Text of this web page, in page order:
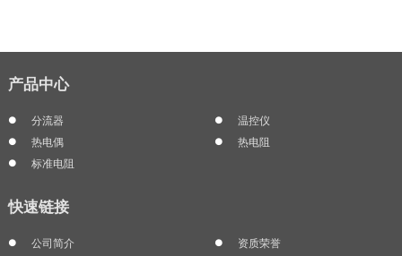
产品中心
分流器
温控仪
热电偶
热电阻
标准电阻
快速链接
公司简介
资质荣誉